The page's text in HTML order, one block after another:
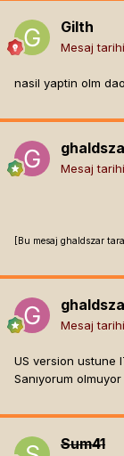
Gilth
Mesaj
nasil yaptin olm
Mesaj
[Bu mesaj ghaldszar
Mesaj
US version ustune
Sanıyorum
Sum41